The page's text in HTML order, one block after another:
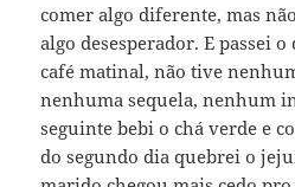
comer algo diferente, mas
algo desesperador. E passei
café matinal, não tive
nenhuma sequela, nenhum
seguinte bebi o chá verde e
do segundo dia quebrei o